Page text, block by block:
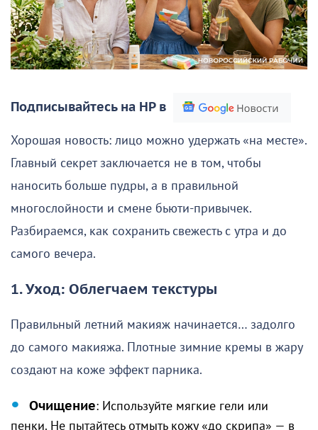
Подписывайтесь на НР в
Хорошая новость: лицо можно удержать «на месте».
Главный секрет заключается не в том, чтобы
наносить больше пудры, а в правильной
многослойности и смене бьюти-привычек.
Разбираемся, как сохранить свежесть с утра и до
самого вечера.
1. Уход: Облегчаем текстуры
Правильный летний макияж начинается… задолго
до самого макияжа. Плотные зимние кремы в жару
создают на коже эффект парника.
Очищение: Используйте мягкие гели или
пенки. Не пытайтесь отмыть кожу «до скрипа» — в